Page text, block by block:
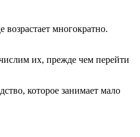
многократно.
их, прежде чем перейти
которое занимает мало